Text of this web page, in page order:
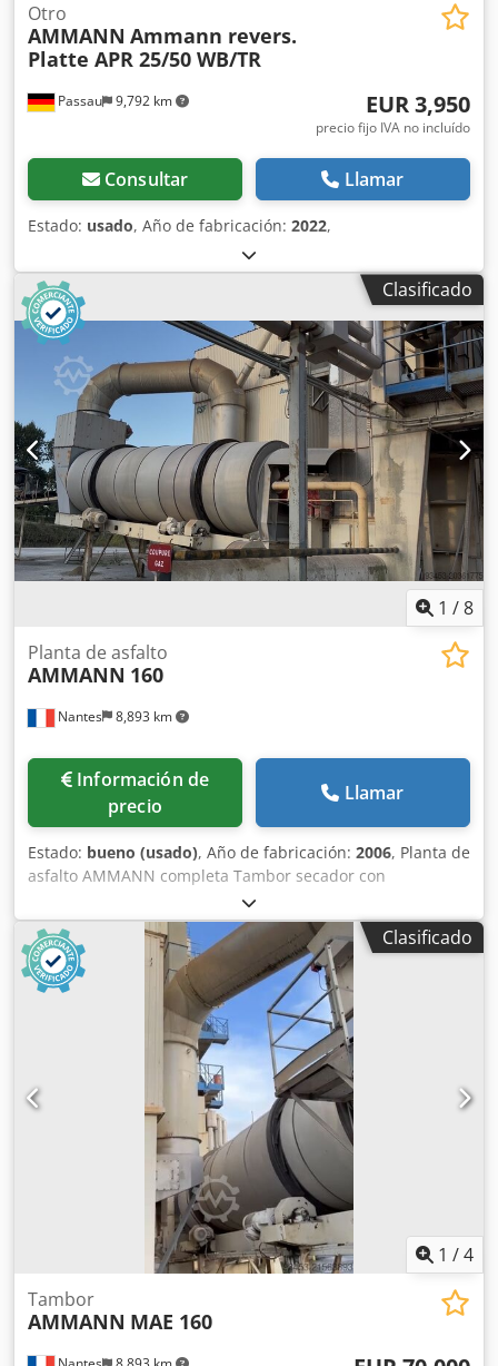
Passau 9,792 km
Otro
AMMANN Ammann revers.
Platte APR 25/50 WB/TR
EUR 3,950
precio fijo IVA no incluído
Consultar Llamar
Estado: usado, Año de fabricación: 2022,
Clasificado
1 /8
Nantes 8,893 km
Planta de asfalto
AMMANN 160
Información de
precio
Llamar
Estado: bueno (usado), Año de fabricación: 2006, Planta de
asfalto AMMANN completa Tambor secador con
quemador: 2006 Filtro: 2014 Automatización ERMIIS: 2013
Capacidad: 160 toneladas/hora Máquina actualmente en
proceso de desmontaje Dkedpfjxqpvtjx Am Tsr Clasificado
1 /4
Tambor
AMMANN MAE 160